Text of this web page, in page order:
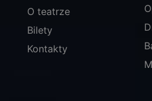
O teatrze
Bilety
Kontakty